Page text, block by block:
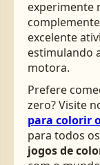
experimente
excelente
estimulando
motora.
Prefere
zero? Visite
para colorir
para todos
jogos de